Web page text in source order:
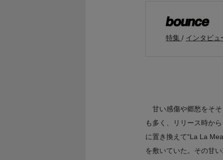
特集 インタビ
甘い感傷や郷愁をそ
も多く、リリース時か
に置き換えて“La La
を敷いていた。その甘